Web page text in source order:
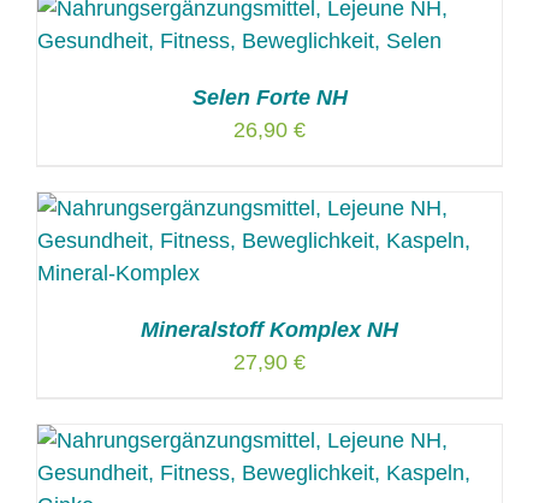
Selen Forte NH
26,90 €
Mineralstoff Komplex NH
27,90 €